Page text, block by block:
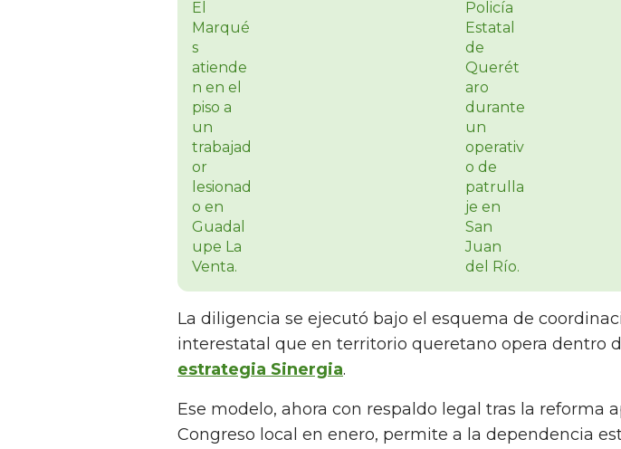
La diligencia se ejecutó bajo el esquema de
interestatal que en territorio queretano opera dentro
estrategia Sinergia.
Ese modelo, ahora con respaldo legal tras la reforma
Congreso local en enero, permite a la dependencia